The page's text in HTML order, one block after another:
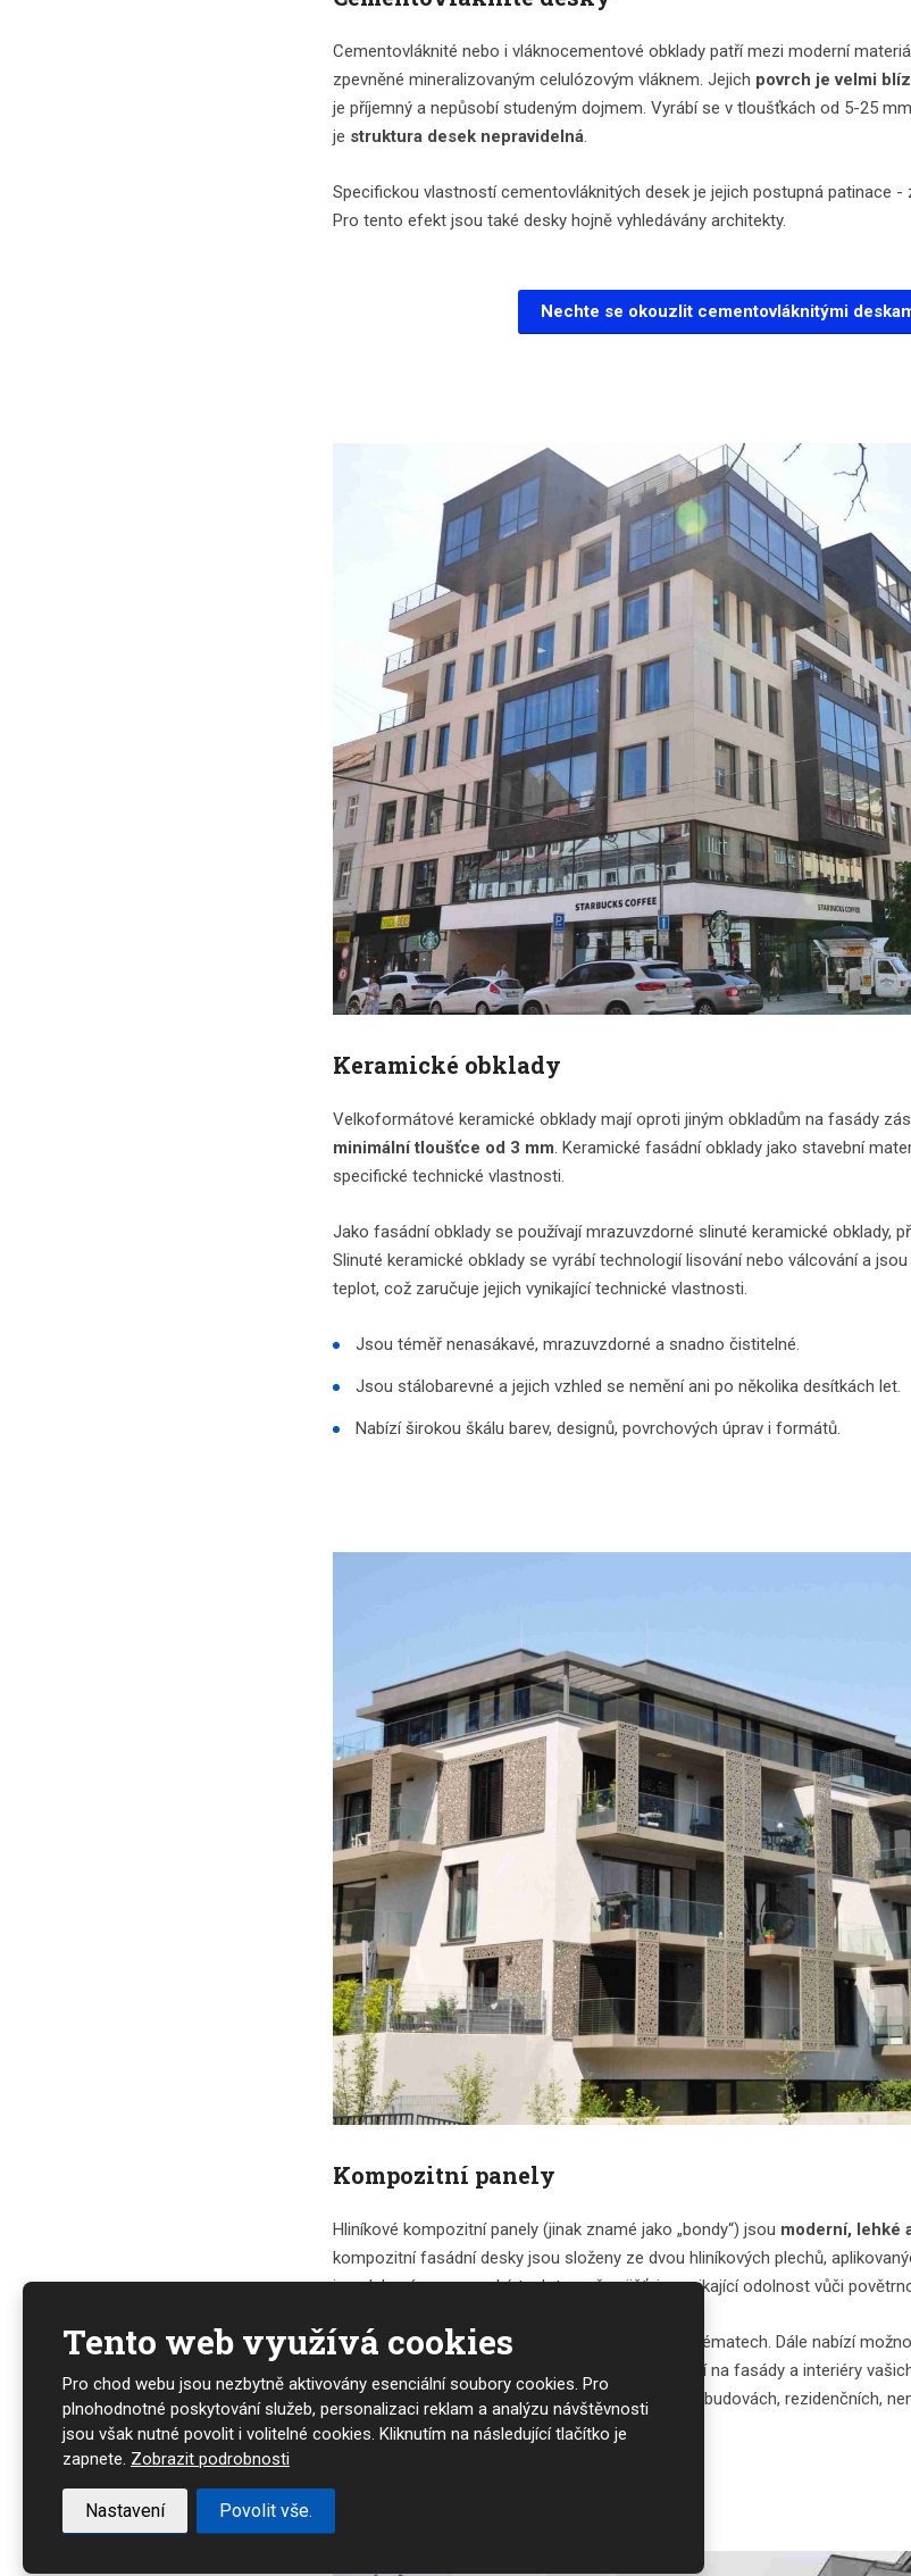
Cementovláknité nebo i vláknocementové obklady patří mezi moderní
zpevněné mineralizovaným celulózovým vláknem. Jejich povrch je velmi
je příjemný a nepůsobí studeným dojmem. Vyrábí se v tloušťkách od 5-25
je struktura desek nepravidelná.
Specifickou vlastností cementovláknitých desek je jejich postupná patinace -
Pro tento efekt jsou také desky hojně vyhledávány architekty.
Nechte se okouzlit cementovláknitými
Keramické obklady
Velkoformátové keramické obklady mají oproti jiným obkladům na fasády
minimální tloušťce od 3 mm. Keramické fasádní obklady jako stavební
specifické technické vlastnosti.
Jako fasádní obklady se používají mrazuvzdorné slinuté keramické obklady,
Slinuté keramické obklady se vyrábí technologií lisování nebo válcování a
teplot, což zaručuje jejich vynikající technické vlastnosti.
Jsou téměř nenasákavé, mrazuvzdorné a snadno čistitelné.
Jsou stálobarevné a jejich vzhled se nemění ani po několika desítkách let.
Nabízí širokou škálu barev, designů, povrchových úprav i formátů.
Kompozitní panely
Hliníkové kompozitní panely (jinak znamé jako „bondy“) jsou moderní, lehké
kompozitní fasádní desky jsou složeny ze dvou hliníkových plechů,
jsou lakovány za vysoké teploty, což zajišťuje vynikající odolnost vůči
Nabízí se v různých barvách RAL a barevných schématech. Dále nabízí
mají třídy požární odolnosti A2, B1 a B2 pro použití na fasády a interiéry
reklamním sektoru, firemních image, soukromých budovách, rezidenčních,
mnoha dalších oborech.
Tento web využívá cookies
Pro chod webu jsou nezbytně aktivovány esenciální soubory cookies. Pro
plnohodnotné poskytování služeb, personalizaci reklam a analýzu návštěvnosti
jsou však nutné povolit i volitelné cookies. Kliknutím na následující tlačítko je
zapnete. Zobrazit podrobnosti
Nastavení Povolit vše.